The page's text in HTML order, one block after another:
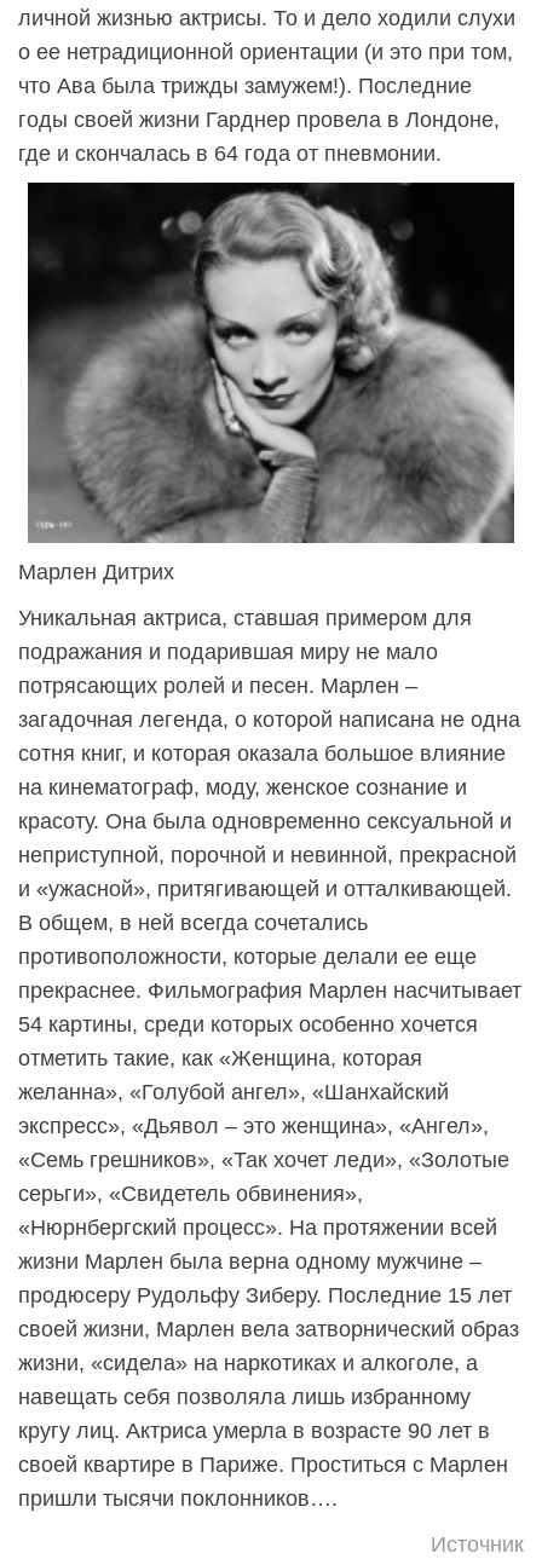
личной жизнью актрисы. То и дело ходили слухи
о ее нетрадиционной ориентации (и это при том,
что Ава была трижды замужем!). Последние
годы своей жизни Гарднер провела в Лондоне,
где и скончалась в 64 года от пневмонии.
Марлен Дитрих
Уникальная актриса, ставшая примером для
подражания и подарившая миру не мало
потрясающих ролей и песен. Марлен –
загадочная легенда, о которой написана не одна
сотня книг, и которая оказала большое влияние
на кинематограф, моду, женское сознание и
красоту. Она была одновременно сексуальной и
неприступной, порочной и невинной, прекрасной
и «ужасной», притягивающей и отталкивающей.
В общем, в ней всегда сочетались
противоположности, которые делали ее еще
прекраснее. Фильмография Марлен насчитывает
54 картины, среди которых особенно хочется
отметить такие, как «Женщина, которая
желанна», «Голубой ангел», «Шанхайский
экспресс», «Дьявол – это женщина», «Ангел»,
«Семь грешников», «Так хочет леди», «Золотые
серьги», «Свидетель обвинения»,
«Нюрнбергский процесс». На протяжении всей
жизни Марлен была верна одному мужчине –
продюсеру Рудольфу Зиберу. Последние 15 лет
своей жизни, Марлен вела затворнический образ
жизни, «сидела» на наркотиках и алкоголе, а
навещать себя позволяла лишь избранному
кругу лиц. Актриса умерла в возрасте 90 лет в
своей квартире в Париже. Проститься с Марлен
пришли тысячи поклонников….
Источник